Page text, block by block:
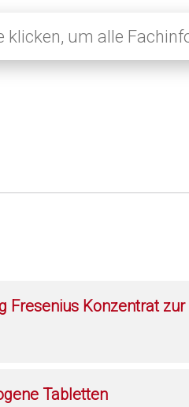
Fresenius Konzentrat
Tabletten